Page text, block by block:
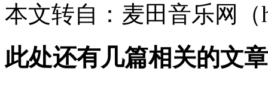
本文转自：麦田音乐网（
此处还有几篇相关的文